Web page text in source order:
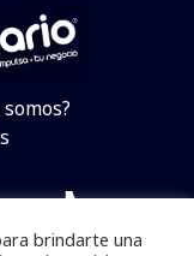
TikTok
brindarte una